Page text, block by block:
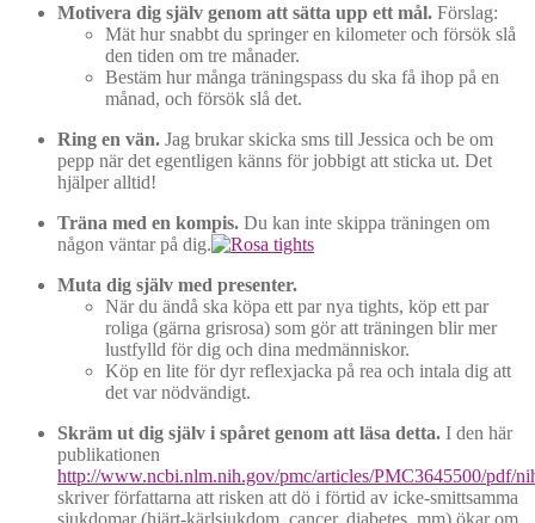
Motivera dig själv genom att sätta upp ett mål. Förslag:
Mät hur snabbt du springer en kilometer och försök slå
den tiden om tre månader.
Bestäm hur många träningspass du ska få ihop på en
månad, och försök slå det.
Ring en vän. Jag brukar skicka sms till Jessica och be om
pepp när det egentligen känns för jobbigt att sticka ut. Det
hjälper alltid!
Träna med en kompis. Du kan inte skippa träningen om
någon väntar på dig.
Muta dig själv med presenter.
När du ändå ska köpa ett par nya tights, köp ett par
roliga (gärna grisrosa) som gör att träningen blir mer
lustfylld för dig och dina medmänniskor.
Köp en lite för dyr reflexjacka på rea och intala dig att
det var nödvändigt.
Skräm ut dig själv i spåret genom att läsa detta. I den här
publikationen
http://www.ncbi.nlm.nih.gov/pmc/articles/PMC3645500/pdf/
skriver författarna att risken att dö i förtid av icke-smittsamma
sjukdomar (hjärt-kärlsjukdom, cancer, diabetes, mm) ökar om